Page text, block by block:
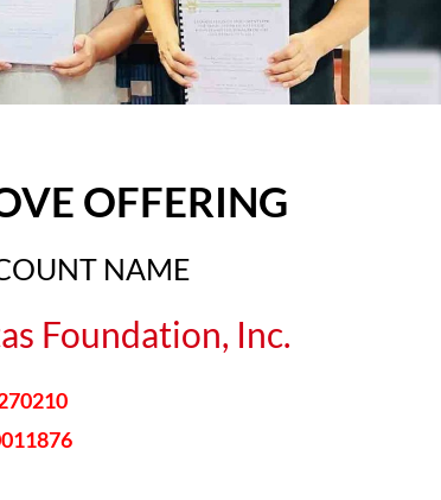
OFFERING
NAME
Foundation, Inc.